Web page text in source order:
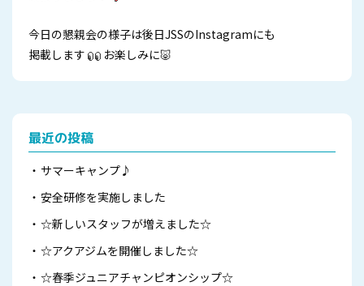
今日の懇親会の様子は後日JSSのInstagramにも
掲載します
お楽しみに🐷
最近の投稿
サマーキャンプ♪
安全研修を実施しました
☆新しいスタッフが増えました☆
☆アクアジムを開催しました☆
☆春季ジュニアチャンピオンシップ☆